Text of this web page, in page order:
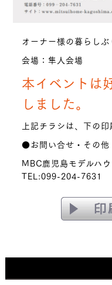
オーナー様の暮らしぶ
会場：隼人会場
本イベントは
しました。
上記チラシは、下の
●お問い合せ・その他
MBC鹿児島モデルハ
TEL:099-204-7631